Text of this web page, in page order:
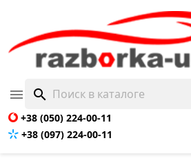
 search
+38 (050) 224-00-11
+38 (097) 224-00-11